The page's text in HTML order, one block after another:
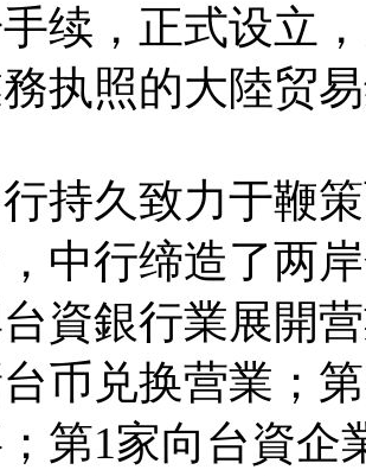
续，正式设立
执照的大陸贸
持久致力于鞭
中行缔造了两
資銀行業展開
币兑换营業；
第1家向台資企